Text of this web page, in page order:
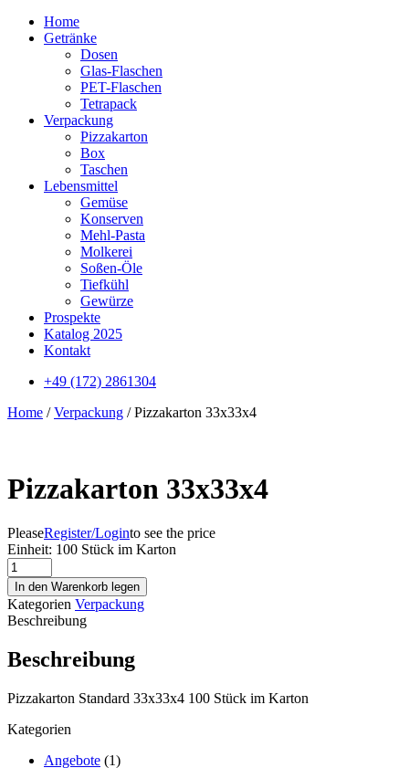
Home
Getränke
Dosen
Glas-Flaschen
PET-Flaschen
Tetrapack
Verpackung
Pizzakarton
Box
Taschen
Lebensmittel
Gemüse
Konserven
Mehl-Pasta
Molkerei
Soßen-Öle
Tiefkühl
Gewürze
Prospekte
Katalog 2025
Kontakt
+49 (172) 2861304
Home /Verpackung / Pizzakarton 33x33x4
Pizzakarton 33x33x4
PleaseRegister/Loginto see the price
Einheit: 100 Stück im Karton
Pizzakarton
33x33x4
Menge
In den Warenkorb legen
Kategorien Verpackung
Beschreibung
Beschreibung
Pizzakarton Standard 33x33x4 100 Stück im Karton
Kategorien
Angebote (1)